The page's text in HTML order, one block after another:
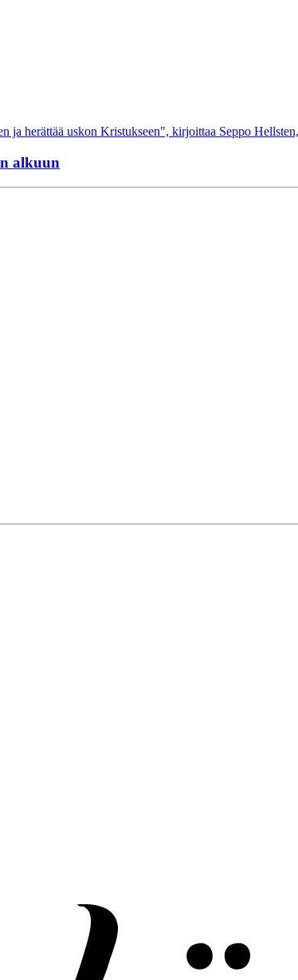
herättää uskon Kristukseen", kirjoittaa Seppo
alkuun